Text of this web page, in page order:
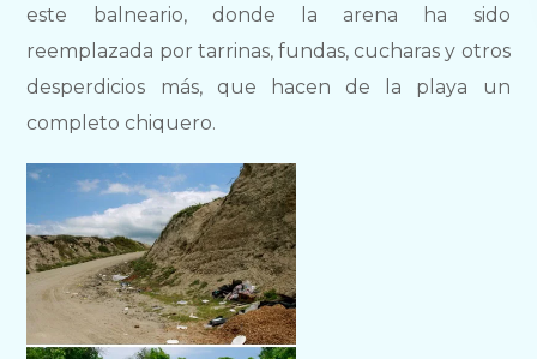
este balneario, donde la arena ha sido
reemplazada por tarrinas, fundas, cucharas y otros
desperdicios más, que hacen de la playa un
completo chiquero.